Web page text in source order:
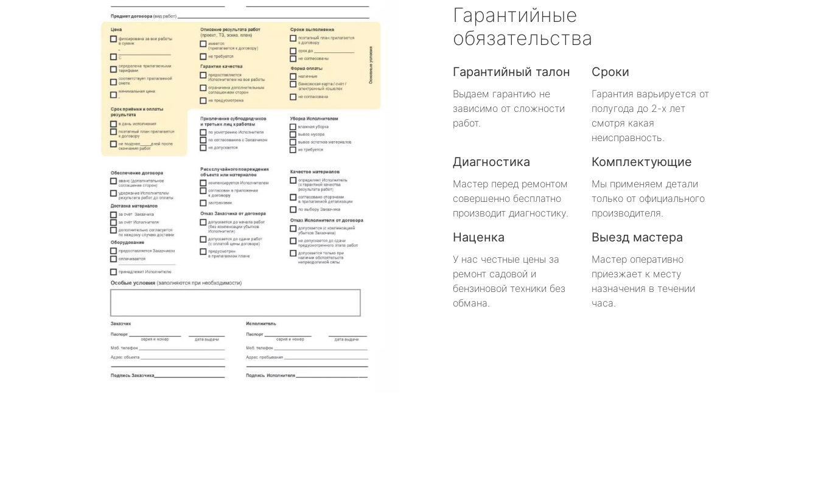
Гарантийные
обязательства
Гарантийный талон
Выдаем гарантию не
зависимо от сложности
работ.
Сроки
Гарантия варьируется от
полугода до 2-х лет
смотря какая
неисправность.
Диагностика
Мастер перед ремонтом
совершенно бесплатно
производит диагностику.
Комплектующие
Мы применяем детали
только от официального
производителя.
Наценка
У нас честные цены за
ремонт садовой и
бензиновой техники без
обмана.
Выезд мастера
Мастер оперативно
приезжает к месту
назначения в течении
часа.